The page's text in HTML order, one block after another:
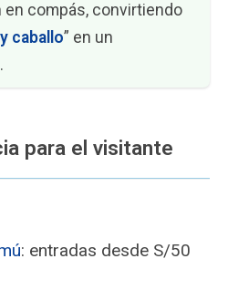
en compás, convirtiendo
caballo” en un
para el visitante
: entradas desde S/50